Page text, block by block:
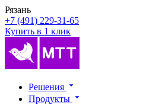
Рязань
+7 (491) 229-31-65
Купить в 1 клик
Решения
Продукты